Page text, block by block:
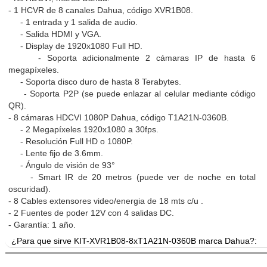
- 1 HCVR de 8 canales Dahua, código XVR1B08.
- 1 entrada y 1 salida de audio.
- Salida HDMI y VGA.
- Display de 1920x1080 Full HD.
- Soporta adicionalmente 2 cámaras IP de hasta 6
megapíxeles.
- Soporta disco duro de hasta 8 Terabytes.
- Soporta P2P (se puede enlazar al celular mediante código
QR).
- 8 cámaras HDCVI 1080P Dahua, código T1A21N-0360B.
- 2 Megapíxeles 1920x1080 a 30fps.
- Resolución Full HD o 1080P.
- Lente fijo de 3.6mm.
- Ángulo de visión de 93°
- Smart IR de 20 metros (puede ver de noche en total
oscuridad).
- 8 Cables extensores video/energia de 18 mts c/u .
- 2 Fuentes de poder 12V con 4 salidas DC.
- Garantía: 1 año.
¿Para que sirve KIT-XVR1B08-8xT1A21N-0360B marca Dahua?: